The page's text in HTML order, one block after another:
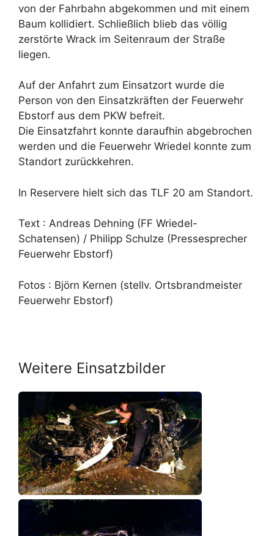
von der Fahrbahn abgekommen und mit einem
Baum kollidiert. Schließlich blieb das völlig
zerstörte Wrack im Seitenraum der Straße
liegen.
Auf der Anfahrt zum Einsatzort wurde die
Person von den Einsatzkräften der Feuerwehr
Ebstorf aus dem PKW befreit.
Die Einsatzfahrt konnte daraufhin abgebrochen
werden und die Feuerwehr Wriedel konnte zum
Standort zurückkehren.
In Reservere hielt sich das TLF 20 am Standort.
Text : Andreas Dehning (FF Wriedel-
Schatensen) / Philipp Schulze (Pressesprecher
Feuerwehr Ebstorf)
Fotos : Björn Kernen (stellv. Ortsbrandmeister
Feuerwehr Ebstorf)
Weitere Einsatzbilder